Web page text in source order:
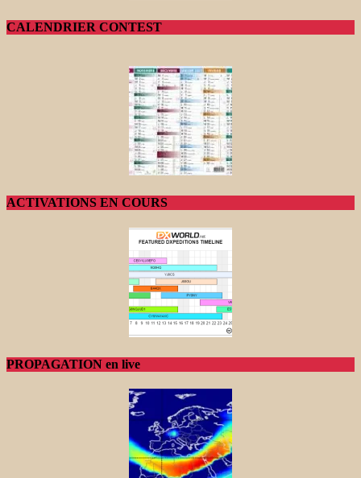
CALENDRIER CONTEST
ACTIVATIONS EN COURS
PROPAGATION en live